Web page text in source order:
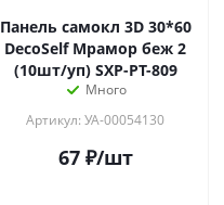
Панель самокл 3D 30*60
DecoSelf Мрамор беж 2
(10шт/уп) SXP-PT-809
Много
Артикул: УА-00054130
67₽/шт